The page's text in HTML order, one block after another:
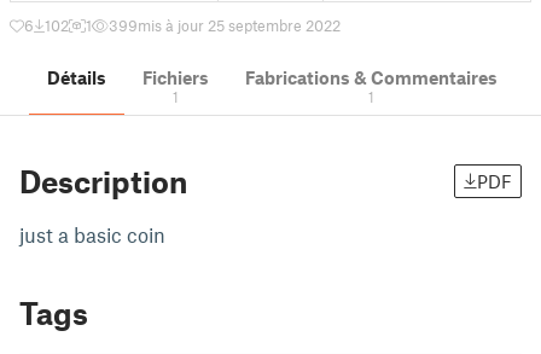
6 102 1 399mis à jour 25 septembre 2022
Détails Fichiers
1
Fabrications & Commentaires
1
Description PDF
just a basic coin
Tags